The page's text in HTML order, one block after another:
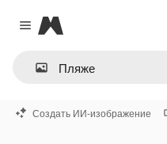
Close menu
Magnific
Создать ИИ-изображение